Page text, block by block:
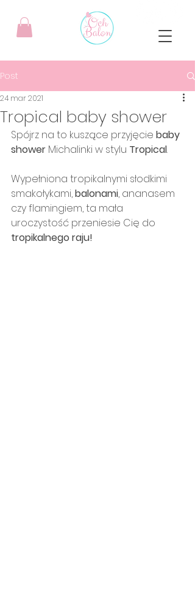
Post
Tropical baby shower
24 mar 2021
Spójrz na to kuszące przyjęcie baby
shower Michalinki w stylu Tropical.
Wypełniona tropikalnymi słodkimi
smakołykami, balonami, ananasem
czy flamingiem, ta mała
uroczystość przeniesie Cię do
tropikalnego raju!